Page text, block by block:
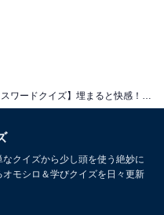
クイズから少し頭を使う絶妙に
モシロ＆学びクイズを日々更新